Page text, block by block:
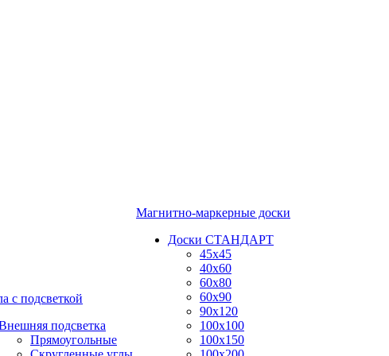
с подсветкой
подсветка
Прямоугольные
Магнитно-маркерные доски
Доски СТАНДАРТ
45x45
40x60
60x80
60x90
90x120
100x100
100x150